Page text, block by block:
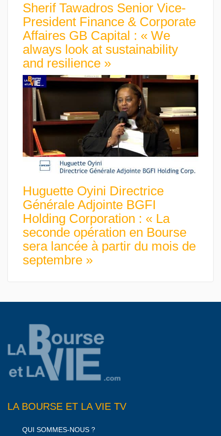
Sherif Tawadros Senior Vice-
President Finance & Corporate
Affaires GB Capital : « We
always look at sustainability
and resilience »
Huguette Oyini Directrice
Générale Adjointe BGFI
Holding Corporation : « La
seconde opération en Bourse
sera lancée à partir du mois de
septembre »
LA BOURSE ET LA VIE TV
QUI SOMMES-NOUS ?